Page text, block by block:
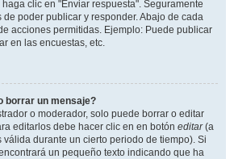
clic en "Enviar respuesta". Seguramente
poder publicar y responder. Abajo de cada
acciones permitidas. Ejemplo: Puede publicar
en las encuestas, etc.
borrar un mensaje?
o moderador, solo puede borrar o editar
editarlos debe hacer clic en en botón editar(a
durante un cierto periodo de tiempo). Si
un pequeño texto indicando que ha